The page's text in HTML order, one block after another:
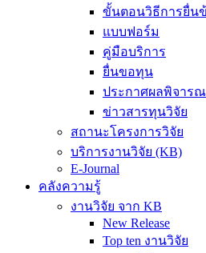
ขั้นตอนวิธีการยื่น
แบบฟอร์ม
คู่มือบริการ
ยื่นขอทุน
ประกาศผลพิจาร
ข่าวสารทุนวิจัย
สถานะโครงการวิจัย
บริการงานวิจัย (KB)
E-Journal
คลังความรู้
งานวิจัย จาก KB
New Release
Top ten งานวิจัย